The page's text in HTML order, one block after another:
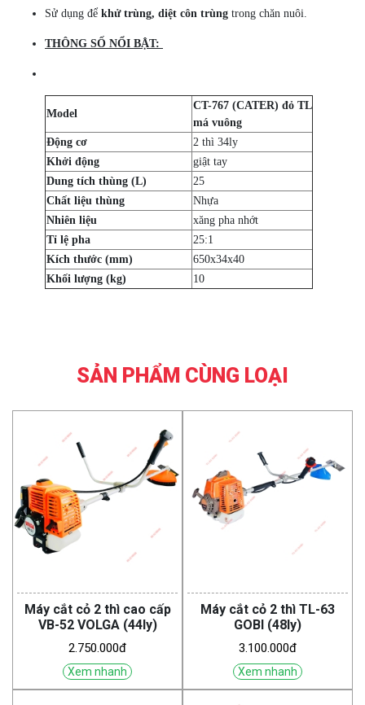
Sử dụng để khử trùng, diệt côn trùng trong chăn nuôi.
THÔNG SỐ NỔI BẬT:
Model
CT-767 (CATER) đỏ TL
má vuông
Động cơ
2 thì 34ly
Khởi động
giật tay
Dung tích thùng (L)
25
Chất liệu thùng
Nhựa
Nhiên liệu
xăng pha nhớt
Tỉ lệ pha
25:1
Kích thước (mm)
650x34x40
Khối lượng (kg)
10
SẢN PHẨM CÙNG LOẠI
Máy cắt cỏ 2 thì cao cấp
VB-52 VOLGA (44ly)
2.750.000đ
Xem nhanh
Máy cắt cỏ 2 thì TL-63
GOBI (48ly)
3.100.000đ
Xem nhanh